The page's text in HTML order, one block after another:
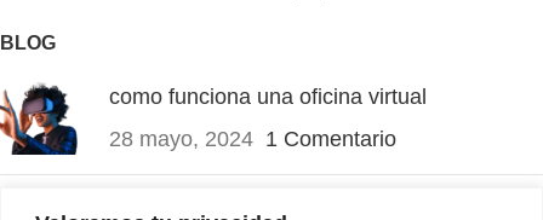
BLOG
como funciona una oficina virtual
28 mayo, 2024 1 Comentario